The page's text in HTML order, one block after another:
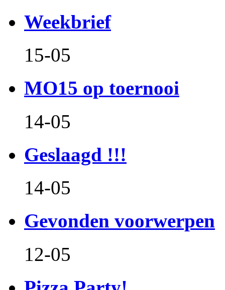
Weekbrief
15-05
MO15 op toernooi
14-05
Geslaagd !!!
14-05
Gevonden voorwerpen
12-05